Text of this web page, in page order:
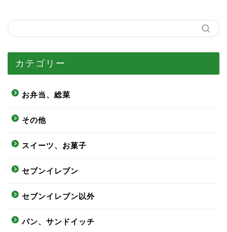
カテゴリー
お弁当、総菜
その他
スイーツ、お菓子
セブンイレブン
セブンイレブン以外
パン、サンドイッチ